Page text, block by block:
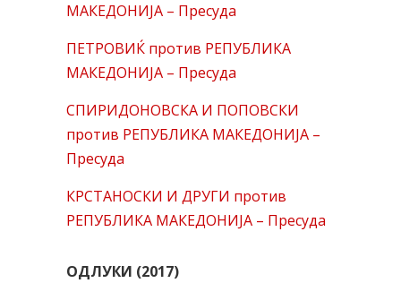
МАКЕДОНИЈА – Пресуда
ПЕТРОВИЌ против РЕПУБЛИКА
МАКЕДОНИЈА – Пресуда
СПИРИДОНОВСКА И ПОПОВСКИ
против РЕПУБЛИКА МАКЕДОНИЈА –
Пресуда
КРСТАНОСКИ И ДРУГИ против
РЕПУБЛИКА МАКЕДОНИЈА – Пресуда
ОДЛУКИ (2017)